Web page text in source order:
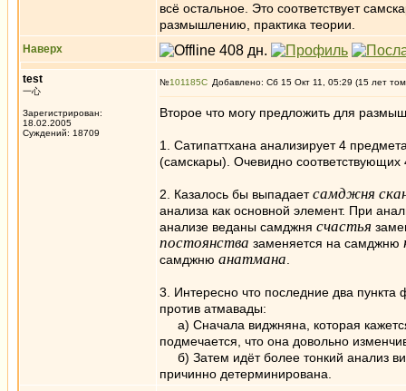
всё остальное. Это соответствует
размышлению, практика теории.
Наверх
test
一心
Зарегистрирован:
18.02.2005
Суждений: 18709
№101185 Добавлено: Сб 15 Окт 11, 05:29 (15 лет
Второе что могу предложить для
1. Сатипаттхана анализирует 4
(самскары). Очевидно соответствующих
2. Казалось бы выпадаетсамджня
анализа как основной элемент. При
анализе веданы самджня счастья
постоянства заменяется на самджню
самджню анатмана
3. Интересно что последние два
против атмавады:
а) Сначала виджняна, которая
подмечается, что она довольно
б) Затем идёт более тонкий анализ
причинно детерминирована.